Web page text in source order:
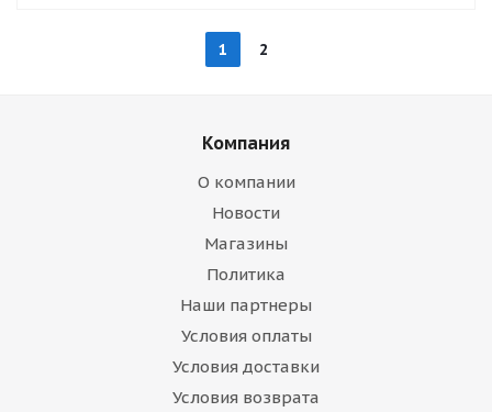
1 2
Компания
О компании
Новости
Магазины
Политика
Наши партнеры
Условия оплаты
Условия доставки
Условия возврата